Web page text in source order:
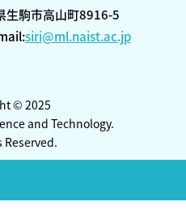
駒市高山町8916-5
siri@ml.naist.ac.jp
© 2025
and Technology.
Reserved.